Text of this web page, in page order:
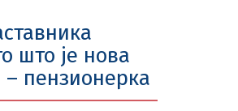
што је нова
пензионерка